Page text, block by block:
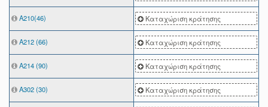
Α210(46) Καταχώριση κράτησης
Α212 (66) Καταχώριση κράτησης
Α214 (90) Καταχώριση κράτησης
Α302 (30) Καταχώριση κράτησης